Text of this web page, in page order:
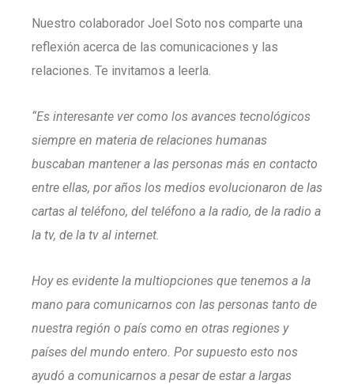
Nuestro colaborador Joel Soto nos comparte una
reflexión acerca de las comunicaciones y las
relaciones. Te invitamos a leerla.
“Es interesante ver como los avances tecnológicos
siempre en materia de relaciones humanas
buscaban mantener a las personas más en contacto
entre ellas, por años los medios evolucionaron de las
cartas al teléfono, del teléfono a la radio, de la radio a
la tv, de la tv al internet.
Hoy es evidente la multiopciones que tenemos a la
mano para comunicarnos con las personas tanto de
nuestra región o país como en otras regiones y
países del mundo entero. Por supuesto esto nos
ayudó a comunicarnos a pesar de estar a largas